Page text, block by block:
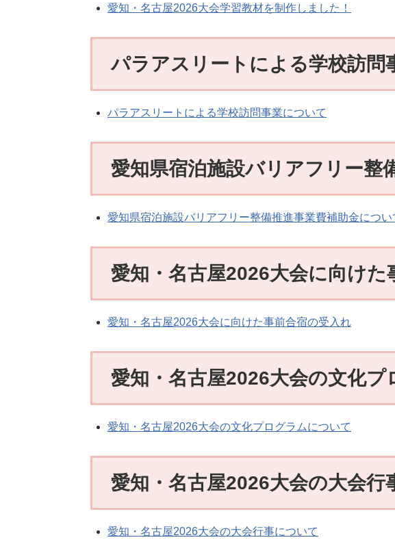
愛知・名古屋2026大会学習教材を制作しました！
パラアスリートによる学校訪問
パラアスリートによる学校訪問事業について
愛知県宿泊施設バリアフリー整
愛知県宿泊施設バリアフリー整備推進事業費補助金につい
愛知・名古屋2026大会に向けた
愛知・名古屋2026大会に向けた事前合宿の受入れ
愛知・名古屋2026大会の文化
愛知・名古屋2026大会の文化プログラムについて
愛知・名古屋2026大会の大会行
愛知・名古屋2026大会の大会行事について